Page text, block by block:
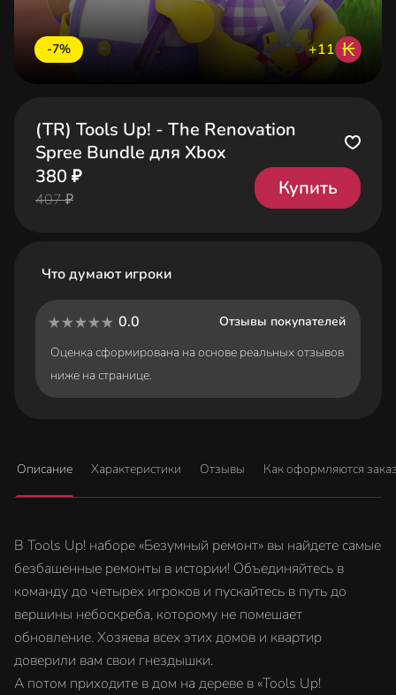
-7% +11 ₭
(TR) Tools Up! - The Renovation
Spree Bundle для Xbox
380 ₽
407 ₽
Купить
Что думают игроки
0.0
Отзывы покупателей
Оценка сформирована на основе реальных отзывов
ниже на странице.
Описание Характеристики Отзывы Как оформляются
В Tools Up! наборе «Безумный ремонт» вы найдете самые
безбашенные ремонты в истории! Объединяйтесь в
команду до четырех игроков и пускайтесь в путь до
вершины небоскреба, которому не помешает
обновление. Хозяева всех этих домов и квартир
доверили вам свои гнездышки.
А потом приходите в дом на дереве в «Tools Up!